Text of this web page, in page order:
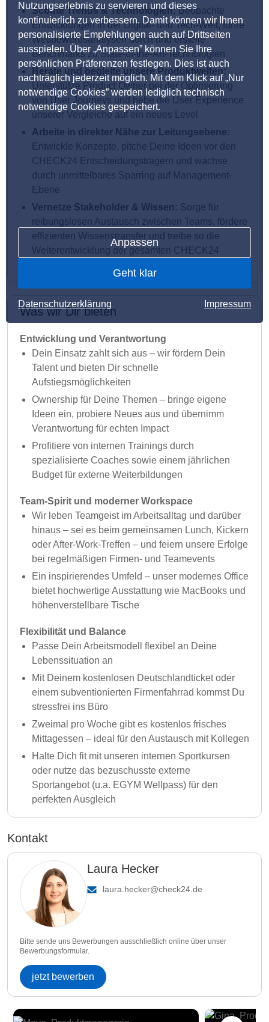
Nutzungserlebnis zu servieren und dieses
kontinuierlich zu verbessern. Damit können wir Ihnen
personalisierte Empfehlungen auch auf Drittseiten
ausspielen. Über „Anpassen” können Sie Ihre
persönlichen Präferenzen festlegen. Dies ist auch
nachträglich jederzeit möglich. Mit dem Klick auf „Nur
notwendige Cookies” werden lediglich technisch
notwendige Cookies gespeichert.
Anpassen
Geht klar
Datenschutzerklärung Impressum
Scoute Trends & Technologien:Beobachte
Entwicklungen in der Digital- und Tech-Welt, führe
Wettbewerbsanalysen durch und erstelle
Benchmarks zu State-of-the-Art-Technologien
Berate und begleite unsere Produktwelten:
Unterstütze Product Owner bei der Optimierung
von User Journeys und hebe die User Experience
unserer Vergleiche auf ein neues Level
Arbeite in direkter Nähe zur Leitungsebene:
Entwickle Konzepte, pitche Deine Ideen vor den
CHECK24 Entscheidungsträgern und wachse
durch unmittelbares Sparring auf Management-
Ebene
Vernetze Stakeholder & Wissen: Sorge für
reibungslosen Austausch zwischen Teams, fördere
effizienten Wissenstransfer und treibe so die
Weiterentwicklung der gesamten CHECK24
Was wir Dir bieten
Entwicklung und Verantwortung
Dein Einsatz zahlt sich aus – wir fördern Dein
Talent und bieten Dir schnelle
Aufstiegsmöglichkeiten
Ownership für Deine Themen – bringe eigene
Ideen ein, probiere Neues aus und übernimm
Verantwortung für echten Impact
Profitiere von internen Trainings durch
spezialisierte Coaches sowie einem jährlichen
Budget für externe Weiterbildungen
Team-Spirit und moderner Workspace
Wir leben Teamgeist im Arbeitsalltag und darüber
hinaus – sei es beim gemeinsamen Lunch, Kickern
oder After-Work-Treffen – und feiern unsere Erfolge
bei regelmäßigen Firmen- und Teamevents
Ein inspirierendes Umfeld – unser modernes Office
bietet hochwertige Ausstattung wie MacBooks und
höhenverstellbare Tische
Flexibilität und Balance
Passe Dein Arbeitsmodell flexibel an Deine
Lebenssituation an
Mit Deinem kostenlosen Deutschlandticket oder
einem subventionierten Firmenfahrrad kommst Du
stressfrei ins Büro
Zweimal pro Woche gibt es kostenlos frisches
Mittagessen – ideal für den Austausch mit Kollegen
Halte Dich fit mit unseren internen Sportkursen
oder nutze das bezuschusste externe
Sportangebot (u.a. EGYM Wellpass) für den
perfekten Ausgleich
Kontakt
Laura Hecker
laura.hecker@check24.de
Bitte sende uns Bewerbungen ausschließlich online über unser
Bewerbungsformular.
jetzt bewerben